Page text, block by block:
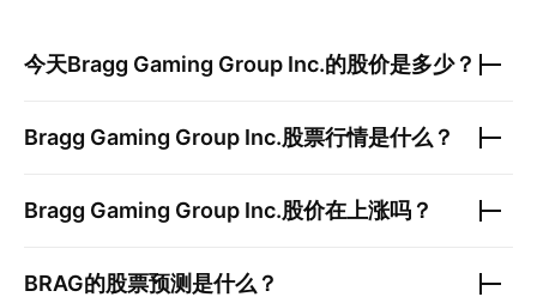
今天Bragg Gaming Group Inc.的股价是多少？
Bragg Gaming Group Inc.股票行情是什么？
Bragg Gaming Group Inc.股价在上涨吗？
BRAG的股票预测是什么？